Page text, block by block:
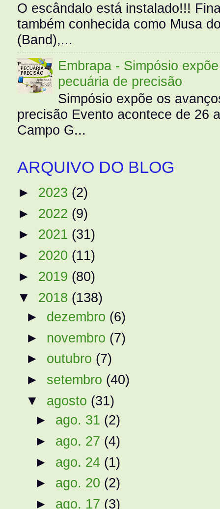
O escândalo está instalado!!!
também conhecida como Musa
(Band),...
Embrapa - Simpósio
pecuária de precisão
Simpósio expõe os
precisão Evento acontece de 26
Campo G...
ARQUIVO DO BLOG
► 2023 (2)
► 2022 (9)
► 2021 (31)
► 2020 (11)
► 2019 (80)
▼ 2018 (138)
► dezembro (6)
► novembro (7)
► outubro (7)
► setembro (40)
▼ agosto (31)
► ago. 31 (2)
► ago. 27 (4)
► ago. 24 (1)
► ago. 20 (2)
► ago. 17 (3)